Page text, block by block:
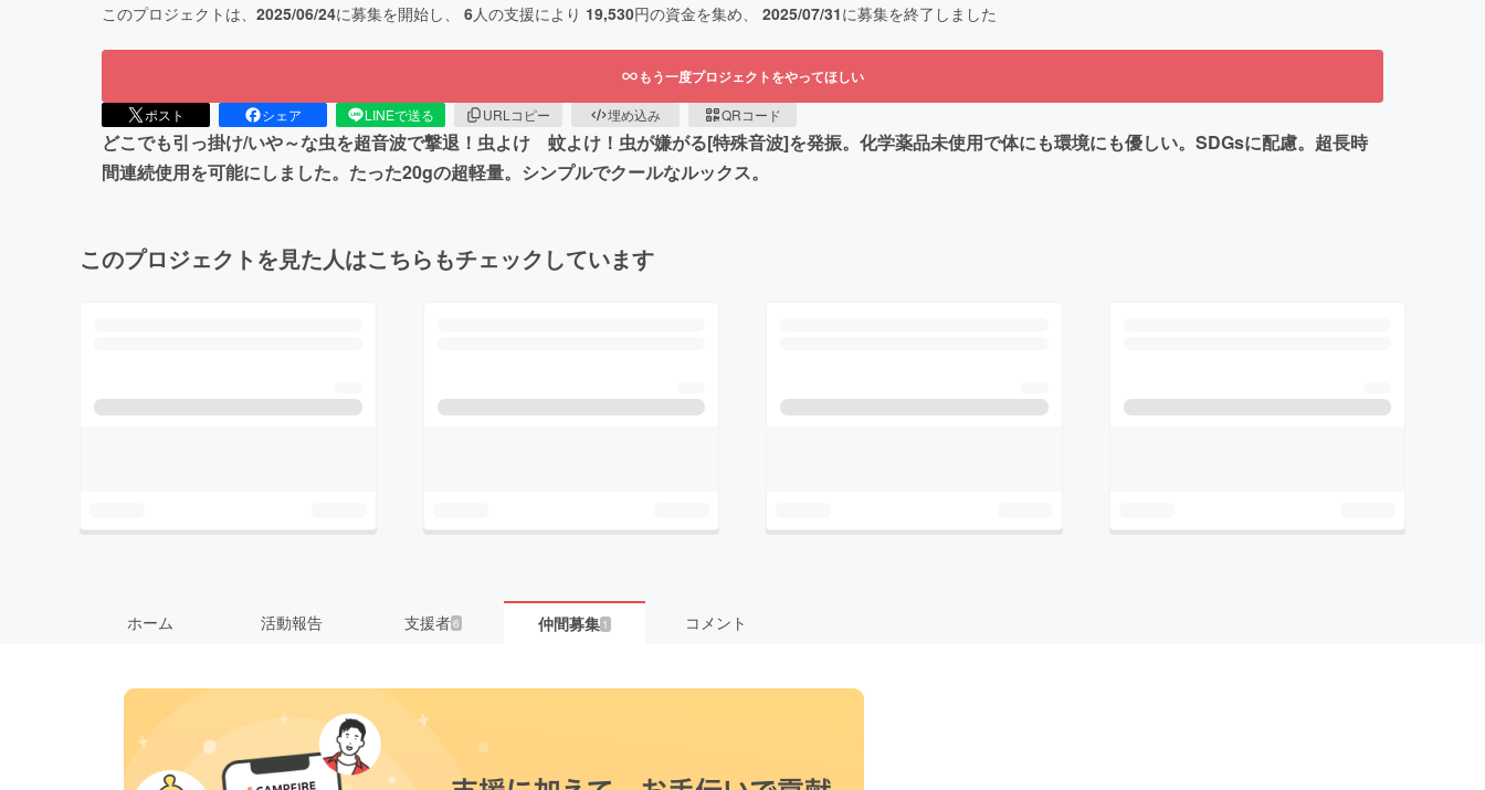
このプロジェクトは、 2025/06/24に募集を開始し、 6人の支援により 19,530円の資金を集め、 2025/07/31に募集を終了しました
もう一度プロジェクトをやってほしい
ポスト シェア LINEで送る URLコピー 埋め込み QRコード
どこでも引っ掛け/いや～な虫を超音波で撃退！虫よけ 蚊よけ！虫が嫌がる[特殊音波]を発振。化学薬品未使用で体にも環境にも優しい。SDGsに配慮。超長時
間連続使用を可能にしました。たった20gの超軽量。シンプルでクールなルックス。
このプロジェクトを見た人はこちらもチェックしています
ホーム 活動報告 支援者6 仲間募集 1 コメント